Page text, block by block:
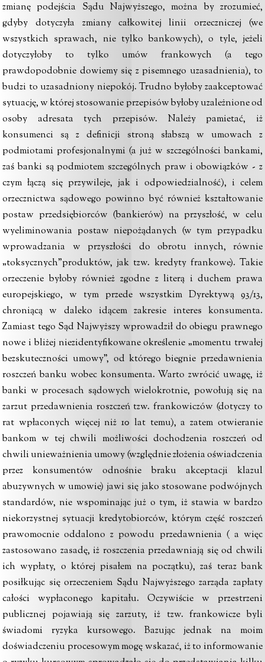
zmianę podejścia Sądu Najwyższego, można by zrozumieć,
gdyby dotyczyła zmiany całkowitej linii orzeczniczej (we
wszystkich sprawach, nie tylko bankowych), o tyle, jeżeli
dotyczyłoby to tylko umów frankowych (a tego
prawdopodobnie dowiemy się z pisemnego uzasadnienia), to
budzi to uzasadniony niepokój. Trudno byłoby zaakceptować
sytuację, w której stosowanie przepisów byłoby uzależnione od
osoby adresata tych przepisów. Należy pamietać, iż
konsumenci są z definicji stroną słabszą w umowach z
podmiotami profesjonalnymi (a już w szczególności bankami,
zaś banki są podmiotem szczególnych praw i obowiązków - z
czym łączą się przywileje, jak i odpowiedzialność), i celem
orzecznictwa sądowego powinno być również kształtowanie
postaw przedsiębiorców (bankierów) na przyszłość, w celu
wyeliminowania postaw niepożądanych (w tym przypadku
wprowadzania w przyszłości do obrotu innych, równie
„toksycznych”produktów, jak tzw. kredyty frankowe). Takie
orzeczenie byłoby również zgodne z literą i duchem prawa
europejskiego, w tym przede wszystkim Dyrektywą 93/13,
chroniącą w daleko idącem zakresie interes konsumenta.
Zamiast tego Sąd Najwyższy wprowadził do obiegu prawnego
nowe i bliżej niezidentyfikowane określenie „momentu trwałej
bezskuteczności umowy”, od którego biegnie przedawnienia
roszczeń banku wobec konsumenta. Warto zwrócić uwagę, iż
banki w procesach sądowych wielokrotnie, powołują się na
zarzut przedawnienia roszczeń tzw. frankowiczów (dotyczy to
rat wpłaconych więcej niż 10 lat temu), a zatem otwieranie
bankom w tej chwili możliwości dochodzenia roszczeń od
chwili unieważnienia umowy (względnie złożenia oświadczenia
przez konsumentów odnośnie braku akceptacji klazul
abuzywnych w umowie) jawi się jako stosowane podwójnych
standardów, nie wspominając już o tym, iż stawia w bardzo
niekorzystnej sytuacji kredytobiorców, którym część roszczeń
prawomocnie oddalono z powodu przedawnienia ( a więc
zastosowano zasadę, iż roszczenia przedawniają się od chwili
ich wypłaty, o której pisałem na początku), zaś teraz bank
posiłkując się orzeczeniem Sądu Najwyższego zarząda zapłaty
całości wypłaconego kapitału. Oczywiście w przestrzeni
publicznej pojawiają się zarzuty, iż tzw. frankowicze byli
świadomi ryzyka kursowego. Bazując jednak na moim
doświadczeniu procesowym mogę wskazać, iż to informowanie